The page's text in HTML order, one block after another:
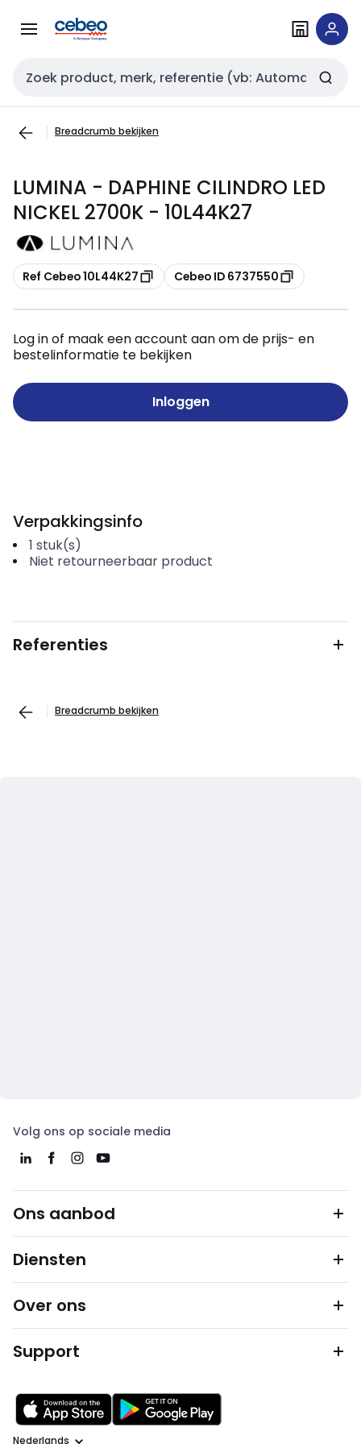
naar
naar
Zoekveld invoer
Breadcrumb bekijken
LUMINA - DAPHINE CILINDRO LED
NICKEL 2700K - 10L44K27
Kopiëren
Ref Cebeo 10L44K27 Kopiëren
Cebeo ID 6737550
Log in of maak een account aan om de prijs- en
bestelinformatie te bekijken
Inloggen
Verpakkingsinfo
1 stuk(s)
Niet retourneerbaar product
Referenties
Breadcrumb bekijken
Volg ons op sociale media
Ons aanbod
Diensten
Over ons
Support